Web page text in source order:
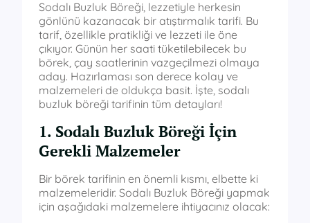
Sodalı Buzluk Böreği, lezzetiyle herkesin
gönlünü kazanacak bir atıştırmalık tarifi. Bu
tarif, özellikle pratikliği ve lezzeti ile öne
çıkıyor. Günün her saati tüketilebilecek bu
börek, çay saatlerinin vazgeçilmezi olmaya
aday. Hazırlaması son derece kolay ve
malzemeleri de oldukça basit. İşte, sodalı
buzluk böreği tarifinin tüm detayları!
1. Sodalı Buzluk Böreği İçin
Gerekli Malzemeler
Bir börek tarifinin en önemli kısmı, elbette ki
malzemeleridir. Sodalı Buzluk Böreği yapmak
için aşağıdaki malzemelere ihtiyacınız olacak: